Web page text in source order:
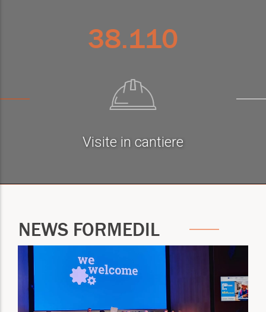
38.110
Visite in cantiere
NEWS FORMEDIL